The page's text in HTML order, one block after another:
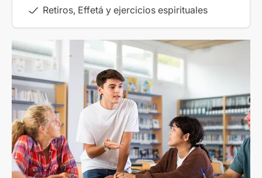
Retiros, Effetá y ejercicios espirituales